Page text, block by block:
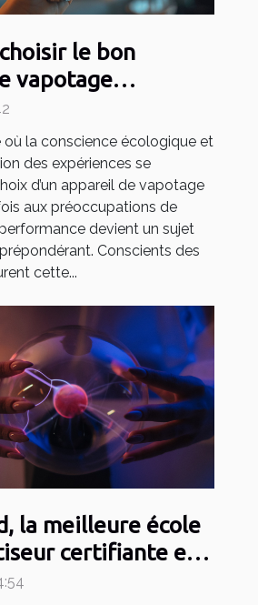
le bon
vapotage
et durable
où la conscience écologique et
des expériences se
d’un appareil de vapotage
aux préoccupations de
devient un sujet
Conscients des
cette...
la meilleure école
certifiante en